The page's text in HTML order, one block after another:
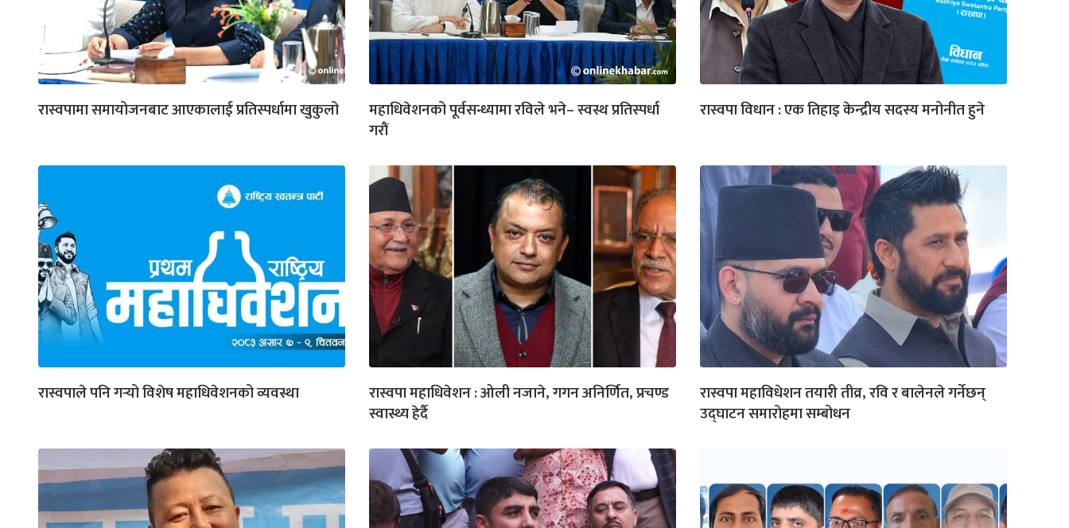
रास्वपामा समायोजनबाट आएकालाई प्रतिस्पर्धामा खुकुलो
महाधिवेशनको पूर्वसन्ध्यामा रविले भने– स्वस्थ प्रतिस्पर्धा
गरौं
रास्वपा विधान : एक तिहाइ केन्द्रीय सदस्य मनोनीत हुने
रास्वपाले पनि गर्‍यो विशेष महाधिवेशनको व्यवस्था
रास्वपा महाधिवेशन : ओली नजाने, गगन अनिर्णित, प्रचण्ड
स्वास्थ्य हेर्दै
रास्वपा महाविधेशन तयारी तीव्र, रवि र बालेनले गर्नेछन्
उद्घाटन समारोहमा सम्बोधन